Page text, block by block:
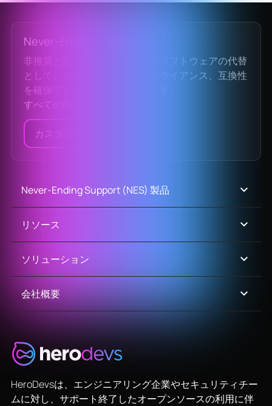
Never-Ending Support
非推奨となったオープンソースソフトウェアの代替
として、セキュリティ、コンプライアンス、互換性
を確保できるソリューションです。
すべての商品を見る
カスタム見積もり
Never-Ending Support (NES) 製品
リソース
ソリューション
会社概要
HeroDevsは、エンジニアリング企業やセキュリティチー
ムに対し、サポート終了したオープンソースの利用に伴